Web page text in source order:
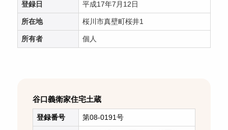
登録日 平成17年7月12日
所在地 桜川市真壁町桜井1
所有者 個人
谷口義衛家住宅土蔵
登録番号 第08-0191号